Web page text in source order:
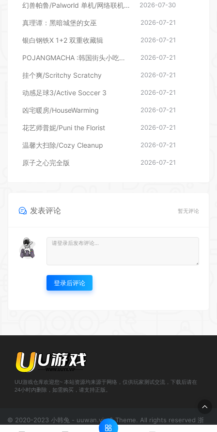
幻兽帕鲁/Palworld 单机/网络联机 （更新v1.0.1.10619） 2026-07-30
真理谭：黑暗城堡的女巫 2026-07-21
银白钢铁X 1+2 双重收藏辑 2026-07-21
POJANGMACHA :韩国街头小吃模拟器 2026-07-21
挂个爽/Scritchy Scratchy 2026-07-21
动感足球3/Active Soccer 3 2026-07-21
凶宅暖房/HouseWarming 2026-07-21
花艺师普妮/Puni the Florist 2026-07-21
温馨大扫除/Cozy Cleanup 2026-07-21
原子之心完全版 2026-07-21
发表评论 暂无评论
登录后评论
UU游戏仓库欢迎您~ 本站资源均来源于网络，仅供玩家测试交流，下载后请在
24小时内删除，如需购买，请支持正版。
© 2020-2023 小韩兔 - uuwan.vip & Theme. All rights reserved 浙